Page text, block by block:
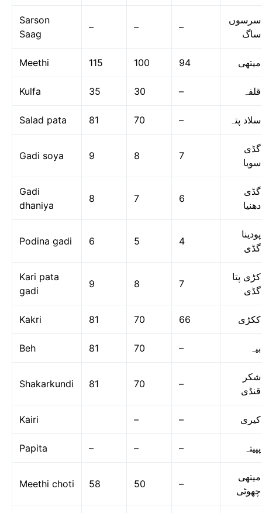
Sarson
Saag
– – –
سرسوں
ساگ
Meethi 115 100 94 میتھی
Kulfa 35 30 – قلفہ
Salad pata 81 70 – سلاد پتہ
Gadi soya 9 8 7
گڈی
سویا
Gadi
dhaniya
8 7 6
گڈی
دھنیا
Podina gadi 6 5 4
پودینا
گڈی
Kari pata
gadi
9 8 7
کڑی پتا
گڈی
Kakri 81 70 66 ککڑی
Beh 81 70 – بیہ
Shakarkundi 81 70 –
شکر
قنڈی
Kairi – – کیری
Papita – – – پپیتہ
Meethi choti 58 50 –
میتھی
چھوٹی